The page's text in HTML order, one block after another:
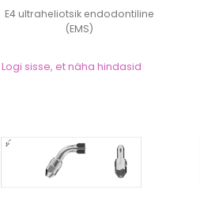
E4 ultraheliotsik endodontiline
(EMS)
Logi sisse, et näha hindasid